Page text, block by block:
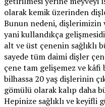
olarak kemik üzerinden
Bunun nedeni, dişlerimizin
yani kullandıkça
alt ve üst çenenin sağlıklı
sayede tüm daimi dişler
çene tam gelişemez ve kâfi
bilhassa 20 yaş dişlerinin
gömülü olarak kalıp daha
Hepinize sağlıklı ve